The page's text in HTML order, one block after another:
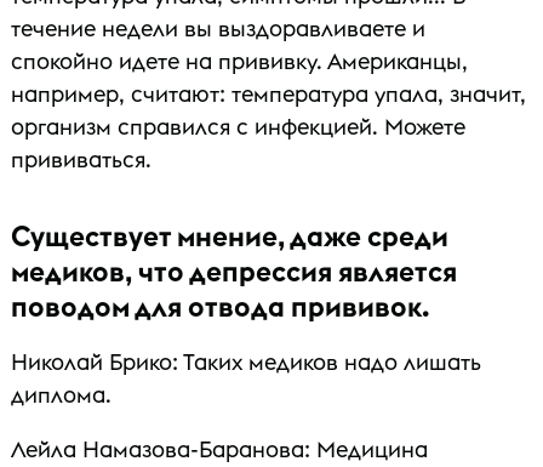
течение недели вы выздоравливаете и
спокойно идете на прививку. Американцы,
например, считают: температура упала, значит,
организм справился с инфекцией. Можете
прививаться.
Существует мнение, даже среди
медиков, что депрессия является
поводом для отвода прививок.
Николай Брико: Таких медиков надо лишать
диплома.
Лейла Намазова-Баранова: Медицина